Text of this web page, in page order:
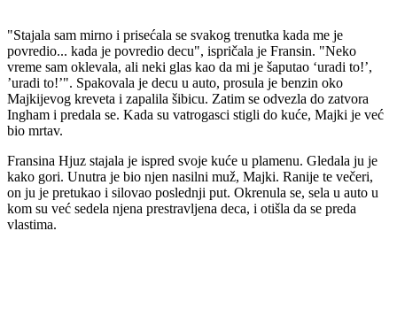
"Stajala sam mirno i prisećala se svakog trenutka kada me je
povredio... kada je povredio decu", ispričala je Fransin. "Neko
vreme sam oklevala, ali neki glas kao da mi je šaputao ‘uradi to!’,
’uradi to!’". Spakovala je decu u auto, prosula je benzin oko
Majkijevog kreveta i zapalila šibicu. Zatim se odvezla do zatvora
Ingham i predala se. Kada su vatrogasci stigli do kuće, Majki je već
bio mrtav.
Fransina Hjuz stajala je ispred svoje kuće u plamenu. Gledala ju je
kako gori. Unutra je bio njen nasilni muž, Majki. Ranije te večeri,
on ju je pretukao i silovao poslednji put. Okrenula se, sela u auto u
kom su već sedela njena prestravljena deca, i otišla da se preda
vlastima.